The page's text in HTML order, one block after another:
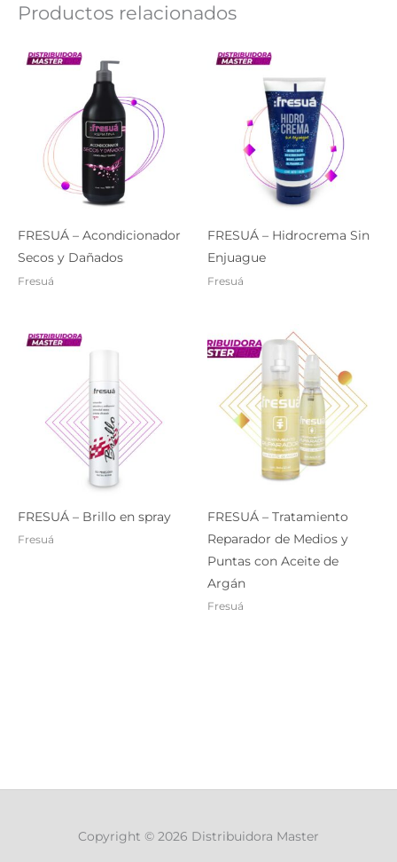
Productos relacionados
FRESUÁ – Acondicionador
Secos y Dañados
Fresuá
FRESUÁ – Hidrocrema Sin
Enjuague
Fresuá
FRESUÁ – Brillo en spray
Fresuá
FRESUÁ – Tratamiento
Reparador de Medios y
Puntas con Aceite de
Argán
Fresuá
Copyright © 2026 Distribuidora Master